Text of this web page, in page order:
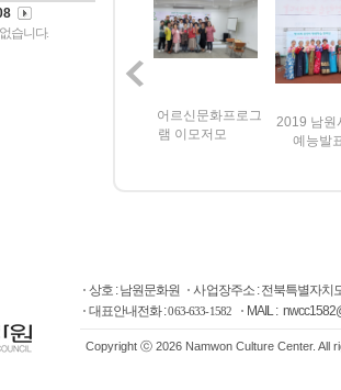
2019 남원시 평생학습
예능발표회 공연
상호 : 남원문화원
사업장주소 : 전북특별자
대표안내전화 :063-633-1582 MAIL :
Copyright ⓒ 2026 Namwon Culture Center. All